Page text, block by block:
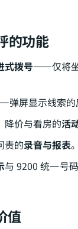
的功能
式拨号——仅将坐
屏显示线索的
降价与看房的活
责的录音与报表。
与 9200 统一号
值